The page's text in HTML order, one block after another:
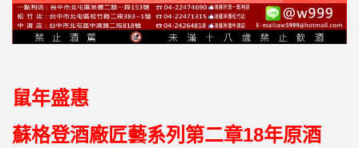
鼠年盛惠
蘇格登酒廠匠藝系列第二章18年原酒